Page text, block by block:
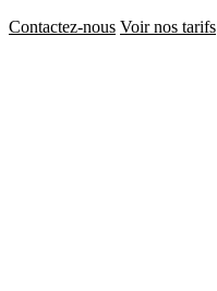
Contactez-nous Voir nos tarifs